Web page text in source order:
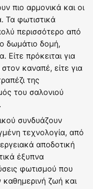
πιο αρμονικά και οι
Τα φωτιστικά
περισσότερο από
δωμάτιο δομή,
πρόκειται για
καναπέ, είτε για
της
του σαλονιού
συνδυάζουν
τεχνολογία, από
αποδοτική
έξυπνα
φωτισμού που
ζωή και